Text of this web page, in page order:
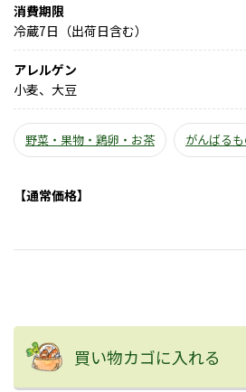
消費期限
冷蔵7日（出荷日含む）
アレルゲン
小麦、大豆
野菜・果物・鶏卵・お茶 がんばる
【通常価格】
買い物カゴに入れる